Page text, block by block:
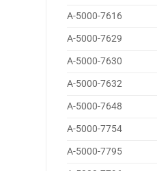
A-5000-7616
A-5000-7629
A-5000-7630
A-5000-7632
A-5000-7648
A-5000-7754
A-5000-7795